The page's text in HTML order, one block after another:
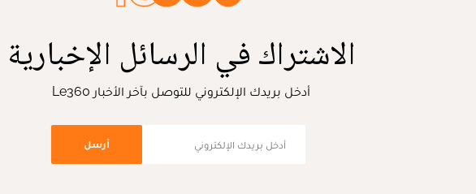
الاشتراك في الرسائل الإخبارية
أدخل بريدك الإلكتروني للتوصل بآخر الأخبار Le360
أرسل